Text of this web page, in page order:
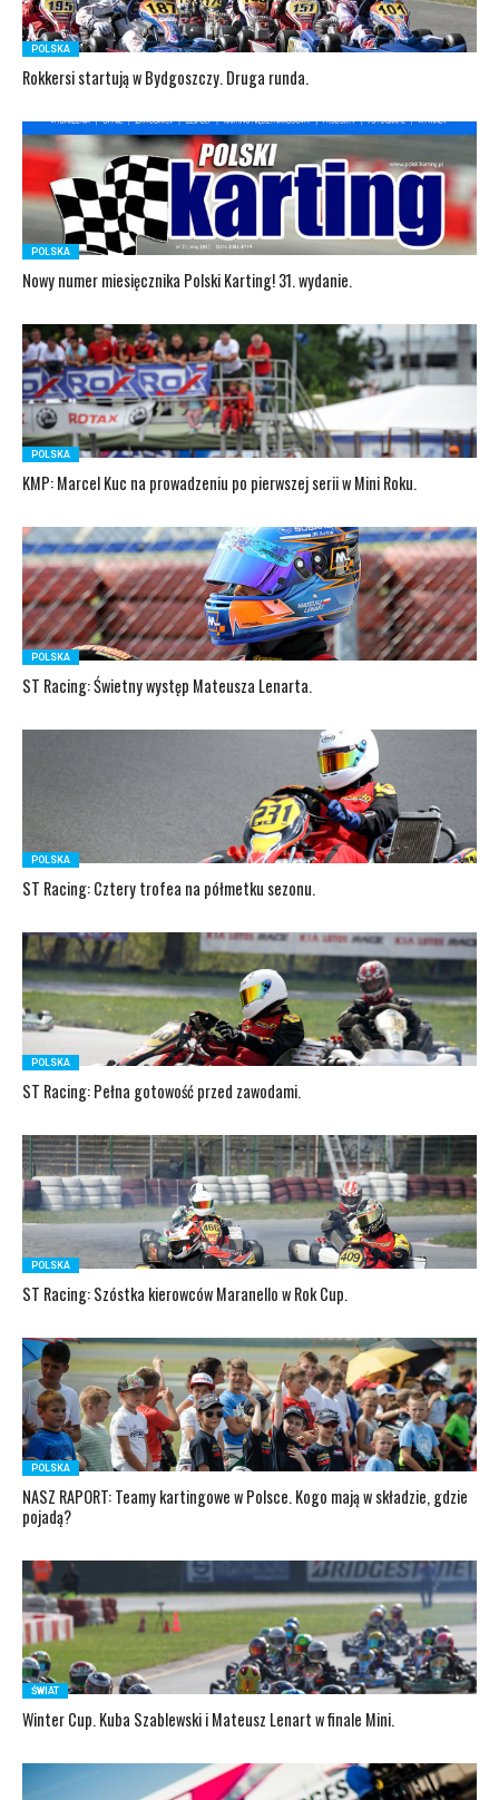
POLSKA
Rokkersi startują w Bydgoszczy. Druga runda.
POLSKA
Nowy numer miesięcznika Polski Karting! 31. wydanie.
POLSKA
KMP: Marcel Kuc na prowadzeniu po pierwszej serii w Mini Roku.
POLSKA
ST Racing: Świetny występ Mateusza Lenarta.
POLSKA
ST Racing: Cztery trofea na półmetku sezonu.
POLSKA
ST Racing: Pełna gotowość przed zawodami.
POLSKA
ST Racing: Szóstka kierowców Maranello w Rok Cup.
POLSKA
NASZ RAPORT: Teamy kartingowe w Polsce. Kogo mają w składzie, gdzie
pojadą?
ŚWIAT
Winter Cup. Kuba Szablewski i Mateusz Lenart w finale Mini.